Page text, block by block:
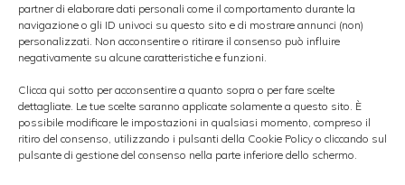
partner di elaborare dati personali come il comportamento durante la
navigazione o gli ID univoci su questo sito e di mostrare annunci (non)
personalizzati. Non acconsentire o ritirare il consenso può influire
negativamente su alcune caratteristiche e funzioni.
Clicca qui sotto per acconsentire a quanto sopra o per fare scelte
dettagliate. Le tue scelte saranno applicate solamente a questo sito. È
possibile modificare le impostazioni in qualsiasi momento, compreso il
ritiro del consenso, utilizzando i pulsanti della Cookie Policy o cliccando sul
pulsante di gestione del consenso nella parte inferiore dello schermo.
cinque anni poco sopra del titolo pari
americano. A preoccupare sono i
troppo distanti dalla realtà che desiderano
far credere i mercati finanziari.
La domanda da porsi in questo momento è